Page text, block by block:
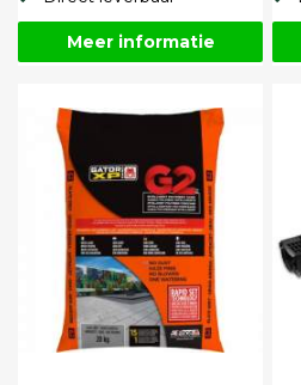
Meer informatie